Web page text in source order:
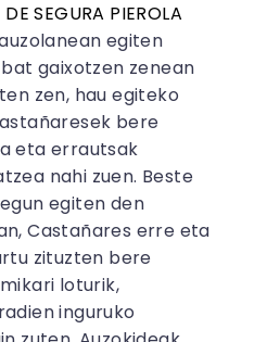
SEGURA PIEROLA
egiten
gaixotzen zenean
zen, hau egiteko
bere
eta errautsak
nahi zuen. Beste
egiten den
Castañares erre eta
zituzten bere
loturik,
inguruko